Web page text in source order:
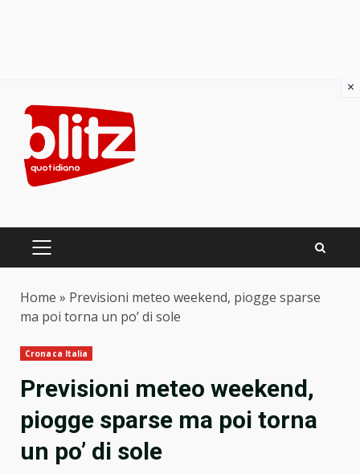
content
PRIMARY
Home » Previsioni meteo weekend, piogge sparse
ma poi torna un po’ di sole
Cronaca Italia
Previsioni meteo weekend,
piogge sparse ma poi torna
un po’ di sole
×